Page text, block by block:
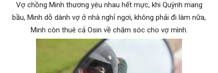
Vợ chồng Minh thương yêu nhau hết mực, khi Quỳnh mang
bầu, Minh dỗ dành vợ ở nhà nghỉ ngơi, không phải đi làm nữa,
Minh còn thuê cả Osin về chăm sóc cho vợ mình.